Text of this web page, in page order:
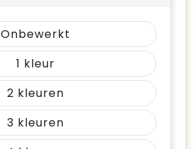
Onbewerkt
1
2
3